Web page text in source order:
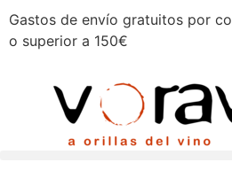
Gastos de envío gratuitos por
o superior a 150€